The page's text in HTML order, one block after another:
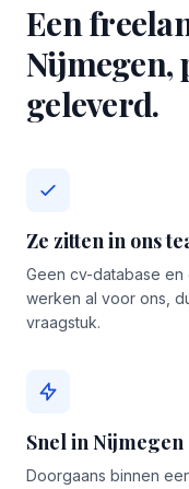
Een
Nijmegen,
geleverd.
Ze zitten in ons
Geen cv-database
werken al voor ons,
vraagstuk.
Snel in Nijmegen
Doorgaans binnen